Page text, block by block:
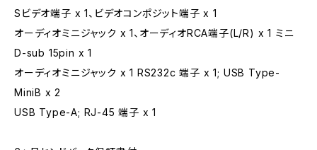
Sビデオ端子 x 1、ビデオコンポジット端子 x 1
オーディオミニジャック x 1、オーディオRCA端子(L/R) x 1 ミニ
D-sub 15pin x 1
オーディオミニジャック x 1 RS232c 端子 x 1; USB Type-
MiniB x 2
USB Type-A; RJ-45 端子 x 1